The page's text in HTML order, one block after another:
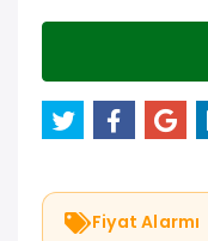
Fiyat Alarmı